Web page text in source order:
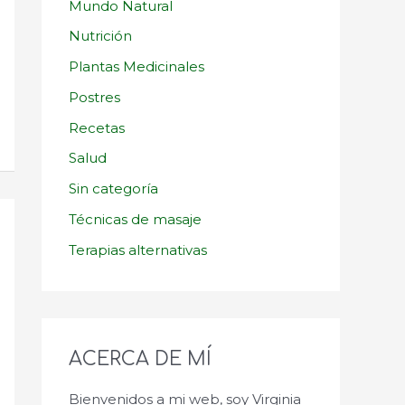
Mundo Natural
Nutrición
Plantas Medicinales
Postres
Recetas
Salud
Sin categoría
Técnicas de masaje
Terapias alternativas
ACERCA DE MÍ
Bienvenidos a mi web, soy Virginia